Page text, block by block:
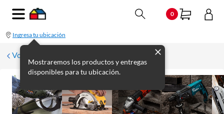
0
Ingresa tu ubicación
Mostraremos los productos y entregas
disponibles para tu ubicación.
Volver